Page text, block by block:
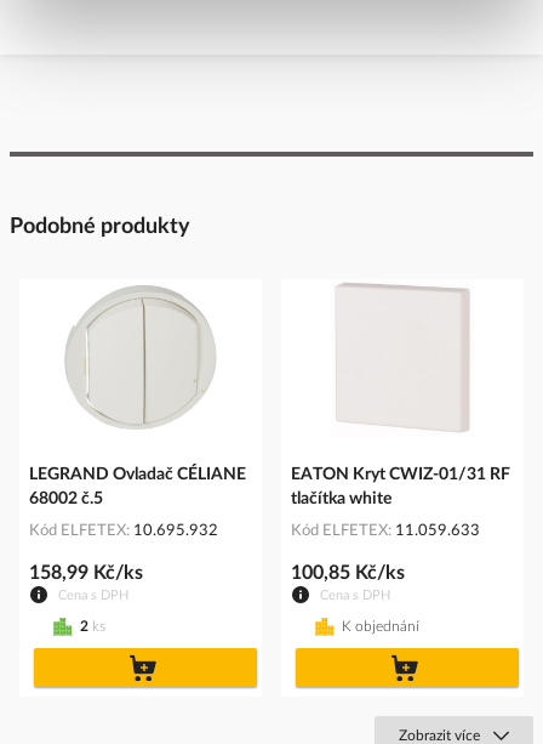
Podobné produkty
LEGRAND Ovladač CÉLIANE
68002 č.5
Kód ELFETEX 10.695.932
Cena s DPH
158,99 Kč/ks
2 ks
EATON Kryt CWIZ-01/31 RF
tlačítka white
Kód ELFETEX 11.059.633
Cena s DPH
100,85 Kč/ks
K objednání
Zobrazit více